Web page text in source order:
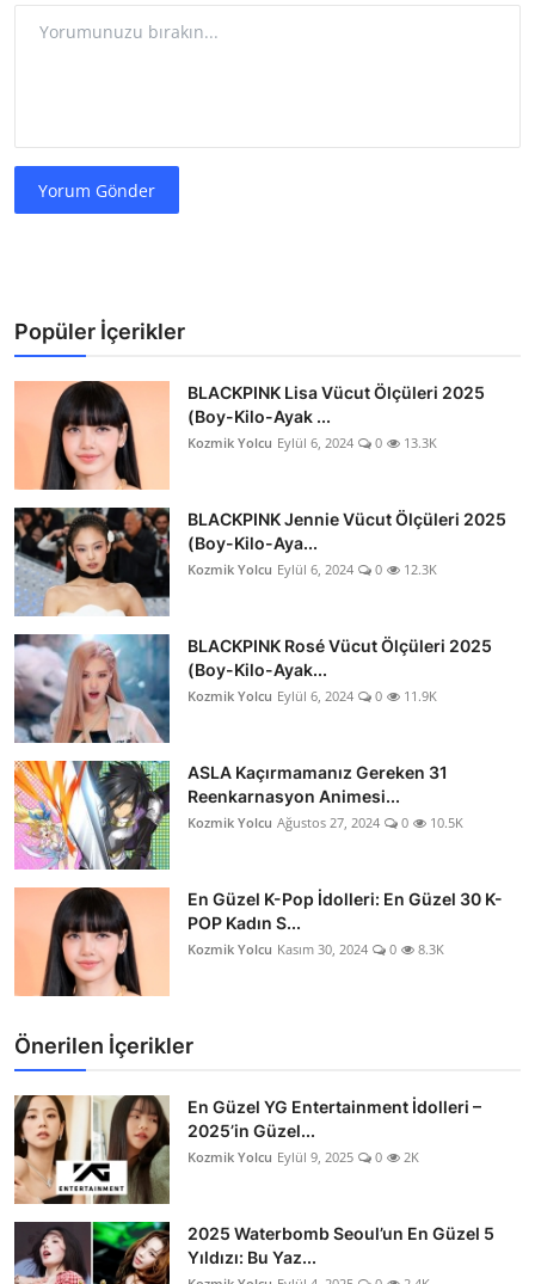
Yorum Gönder
Popüler İçerikler
BLACKPINK Lisa Vücut Ölçüleri 2025
(Boy-Kilo-Ayak ...
Kozmik Yolcu Eylül 6, 2024 0 13.3K
BLACKPINK Jennie Vücut Ölçüleri 2025
(Boy-Kilo-Aya...
Kozmik Yolcu Eylül 6, 2024 0 12.3K
BLACKPINK Rosé Vücut Ölçüleri 2025
(Boy-Kilo-Ayak...
Kozmik Yolcu Eylül 6, 2024 0 11.9K
ASLA Kaçırmamanız Gereken 31
Reenkarnasyon Animesi...
Kozmik Yolcu Ağustos 27, 2024 0 10.5K
En Güzel K-Pop İdolleri: En Güzel 30 K-
POP Kadın S...
Kozmik Yolcu Kasım 30, 2024 0 8.3K
Önerilen İçerikler
En Güzel YG Entertainment İdolleri –
2025’in Güzel...
Kozmik Yolcu Eylül 9, 2025 0 2K
2025 Waterbomb Seoul’un En Güzel 5
Yıldızı: Bu Yaz...